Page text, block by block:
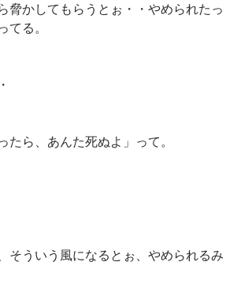
脅かしてもらうとぉ・・やめられたっ
てる。
たら、あんた死ぬよ」って。
そういう風になるとぉ、やめられるみ